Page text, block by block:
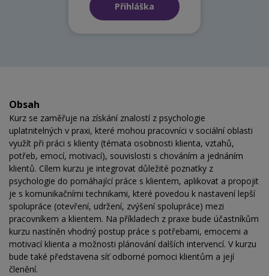
Přihláška
Obsah
Kurz se zaměřuje na získání znalostí z psychologie
uplatnitelných v praxi, které mohou pracovníci v sociální oblasti
využít při práci s klienty (témata osobnosti klienta, vztahů,
potřeb, emocí, motivací), souvislosti s chováním a jednáním
klientů. Cílem kurzu je integrovat důležité poznatky z
psychologie do pomáhající práce s klientem, aplikovat a propojit
je s komunikačními technikami, které povedou k nastavení lepší
spolupráce (otevření, udržení, zvýšení spolupráce) mezi
pracovníkem a klientem. Na příkladech z praxe bude účastníkům
kurzu nastíněn vhodný postup práce s potřebami, emocemi a
motivací klienta a možnosti plánování dalších intervencí. V kurzu
bude také představena síť odborné pomoci klientům a její
členění.